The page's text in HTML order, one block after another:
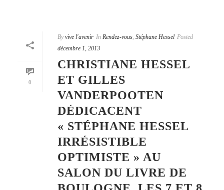
0
By vive l'avenir In Rendez-vous, Stéphane Hessel Posted
décembre 1, 2013
CHRISTIANE HESSEL
ET GILLES
VANDERPOOTEN
DÉDICACENT
« STÉPHANE HESSEL
IRRÉSISTIBLE
OPTIMISTE » AU
SALON DU LIVRE DE